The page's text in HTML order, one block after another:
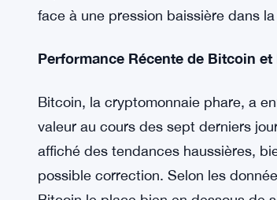
face à une pression baissière dans
Performance Récente de Bitcoin
Bitcoin, la cryptomonnaie phare, a
valeur au cours des sept derniers
affiché des tendances haussières,
possible correction. Selon les